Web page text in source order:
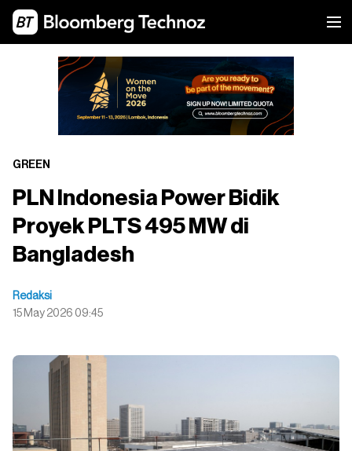
GREEN
PLN Indonesia Power Bidik
Proyek PLTS 495 MW di
Bangladesh
Redaksi
15 May 2026 09:45